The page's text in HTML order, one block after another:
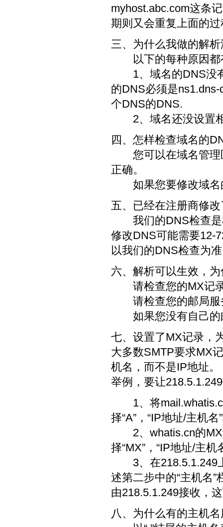
myhost.abc.com这条
期则又会重复上面的
三、为什么我做的解
以下的每种原因都
1、域名的DNS没有
的DNS必须是
个DNS的DNS.
2、域名还没设置
四、怎样检查域名的
您可以在域名管理
正确。
如果您要修改域名
五、已经在注册商修
我们的DNS检查是
修改DNS可能需要12-
以我们的DNS检查为
六、解析可以生效，
请检查您的MX记录
请检查您的邮局服
如果您没有自己的
七、设置了MX记录，
大多数SMTP要求MX
机名，而不是IP地址。
举例，要让
1、将mail.whatis.cn
择“A”，“IP地址/主机名
2、whatis.cn的MX
择“MX”，“IP地址/主机
3、在218.5.1.249上
述第二步中的“主机名
由218.5.1.249接收，
八、为什么有的主机